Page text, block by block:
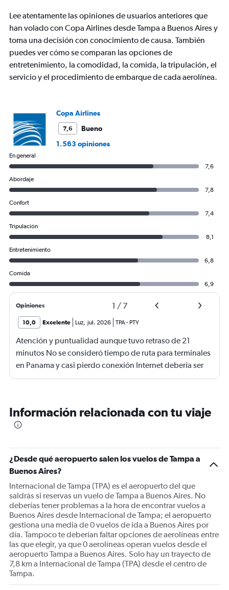
1
Y
axis
values.
Range:
0
Lee atentamente las opiniones de usuarios anteriores que
han volado con Copa Airlines desde Tampa a Buenos Aires y
toma una decisión con conocimiento de causa. También
puedes ver cómo se comparan las opciones de
entretenimiento, la comodidad, la comida, la tripulación, el
servicio y el procedimiento de embarque de cada aerolínea.
Copa Airlines
7,6
Bueno
1.563 opiniones
En general
7,6
Abordaje
7,8
Confort
7,4
Tripulación
8,1
Entretenimiento
6,8
Comida
6,9
Opiniones 1 / 7
10,0 Excelente Luz, jul. 2026 TPA- PTY
Atención y puntualidad aunque tuvo retraso de 21
minutos No se consideró tiempo de ruta para terminales
en Panama y casi pierdo conexión Internet debería ser
gratis
Información relacionada con tu viaje
¿Desde qué aeropuerto salen los vuelos de Tampa a
Buenos Aires?
Internacional de Tampa (TPA) es el aeropuerto del que
saldrás si reservas un vuelo de Tampa a Buenos Aires. No
deberías tener problemas a la hora de encontrar vuelos a
Buenos Aires desde Internacional de Tampa; el aeropuerto
gestiona una media de 0 vuelos de ida a Buenos Aires por
día. Tampoco te deberían faltar opciones de aerolíneas entre
las que elegir, ya que 0 aerolíneas operan vuelos desde el
aeropuerto Tampa a Buenos Aires. Solo hay un trayecto de
7,8 km a Internacional de Tampa (TPA) desde el centro de
Tampa.